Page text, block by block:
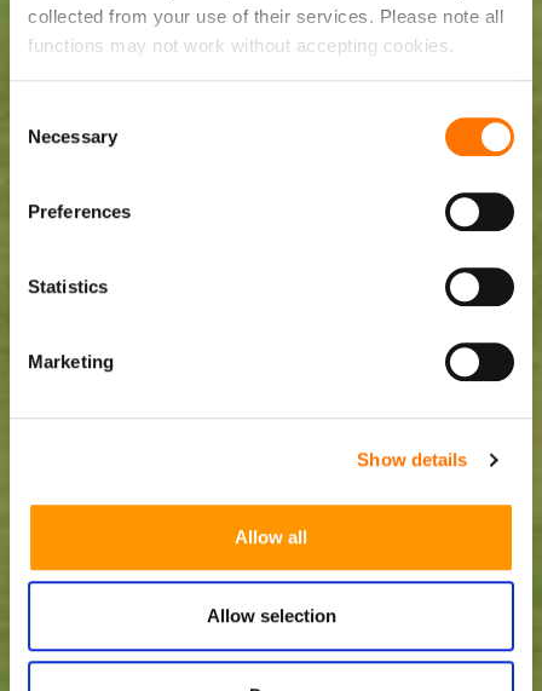
collected from your use of their services. Please note all
functions may not work without accepting cookies.
Selection
Necessary
Preferences
Statistics
Marketing
Show details
Allow all
Allow selection